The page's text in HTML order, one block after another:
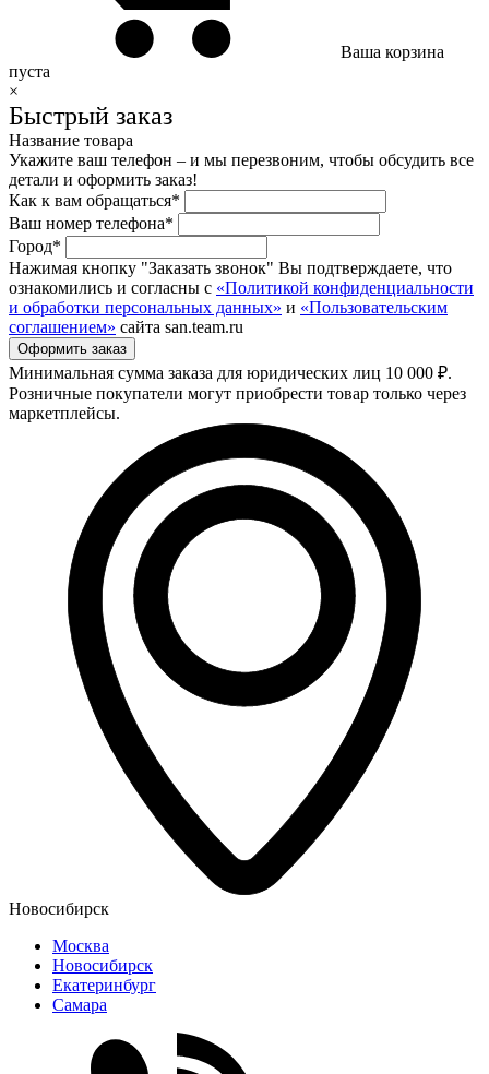
Ваша корзина
пуста
×
Быстрый заказ
Название товара
Укажите ваш телефон – и мы перезвоним, чтобы обсудить все
детали и оформить заказ!
Как к вам обращаться*
Ваш номер телефона*
Город*
Нажимая кнопку "Заказать звонок" Вы подтверждаете, что
ознакомились и согласны с «Политикой конфиденциальности
и обработки персональных данных» и «Пользовательским
соглашением» сайта san.team.ru
Минимальная сумма заказа для юридических лиц 10 000 ₽.
Розничные покупатели могут приобрести товар только через
маркетплейсы.
Новосибирск
Москва
Новосибирск
Екатеринбург
Самара